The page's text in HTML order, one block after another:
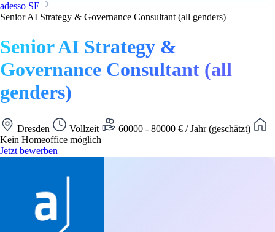
adesso SE
Senior AI Strategy & Governance Consultant (all genders)
Senior AI Strategy &
Governance Consultant (all
genders)
Dresden Vollzeit
60000 - 80000 € / Jahr (geschätzt)
Kein Homeoffice möglich
Jetzt bewerben